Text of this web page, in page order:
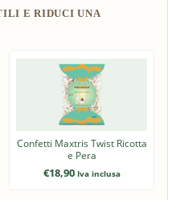
Confetti Maxtris Twist Ricotta
e Pera
€18,90 Iva inclusa